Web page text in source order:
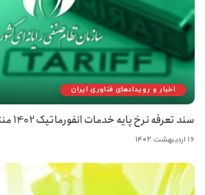
اخبار و رویدادهای فناوری ایران
سند تعرفه نرخ پایه خدمات انفورماتیک 1402 منتشر شد
۱۶ اردیبهشت ۱۴۰۲